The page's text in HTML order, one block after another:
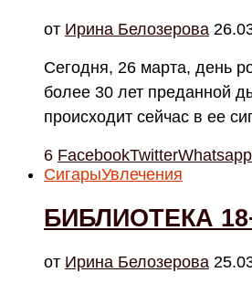
от Ирина Белозерова
Сегодня, 26 марта, день
более 30 лет преданной
происходит сейчас в ее
6 FacebookTwitterWhatsapp
СигарыУвлечения
БИБЛИОТЕКА
от Ирина Белозерова